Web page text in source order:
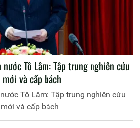
Tô Lâm: Tập trung nghiên cứu
và cấp bách
Tô Lâm: Tập trung nghiên cứu
và cấp bách